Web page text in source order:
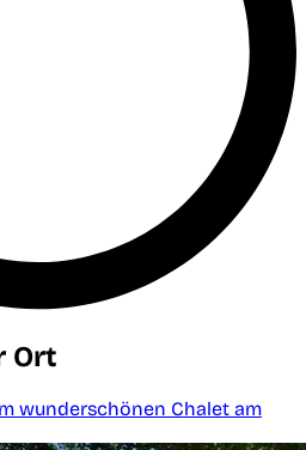
Ort
wunderschönen Chalet am